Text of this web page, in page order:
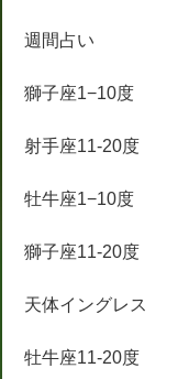
週間占い
獅子座1−10度
射手座11-20度
牡牛座1−10度
獅子座11-20度
天体イングレス
牡牛座11-20度